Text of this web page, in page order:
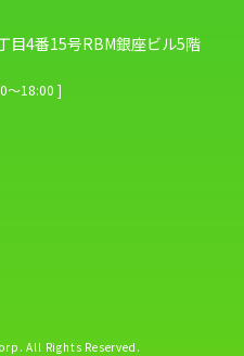
目4番15号RBM銀座ビル5階
～18:00 ]
All Rights Reserved.